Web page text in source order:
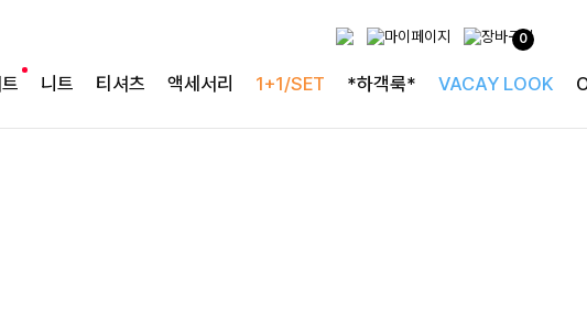
0
니트 티셔츠 액세서리 1+1/SET *하객룩* VACAY LOOK
특별한 날을 빛내는
하객룩의 정석